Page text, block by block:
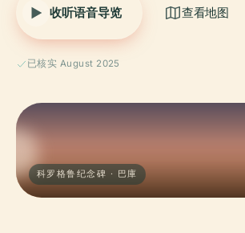
收听语音导览 查看地图
已核实 August 2025
科罗格鲁纪念碑 · 巴庫